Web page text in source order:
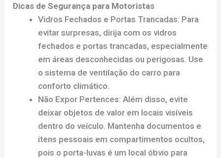
Dicas de Segurança para Motoristas
Vidros Fechados e Portas Trancadas: Para
evitar surpresas, dirija com os vidros
fechados e portas trancadas, especialmente
em áreas desconhecidas ou perigosas. Use
o sistema de ventilação do carro para
conforto climático.
Não Expor Pertences: Além disso, evite
deixar objetos de valor em locais visíveis
dentro do veículo. Mantenha documentos e
itens pessoais em compartimentos ocultos,
pois o porta-luvas é um local óbvio para